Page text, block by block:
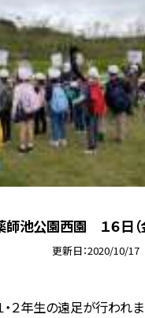
池公園西園 １６日（
更新日 2020/10/17
２年生の遠足が行われま